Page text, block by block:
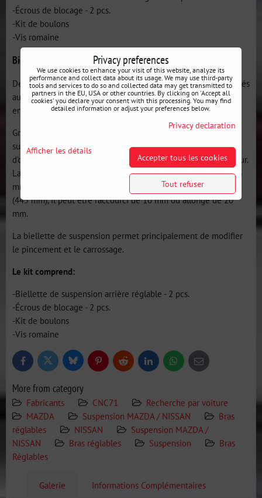
-Écrous de blocage - 2 pcs.
-Kit de boulons
-Vis romaine
Biellettes de suspension arrière réglables Nissan 350Z:
Des silentblocs en polyuréthane d'une dureté de 90Sha, adaptés
au sport automobile, ont été utilisés à la place des silentblocs
en caoutchouc d'origine.
Grâce à la plage de réglage en "+" et "-", la biellette de
suspension CNC71 Motorsport pour Nissan 350Z vous permet
d'obtenir une traction maximale du véhicule sur l'essieu moteur.
La plage de réglage totale est d'environ 30 mm (435 mm - 465
mm), ce qui signifie que par rapport au bras oscillant d'origine
(445 mm), il peut être raccourci de 10 mm ou allongé de 20
mm.
La biellette de suspension permet principalement de modifier
le pincement et le carrossage.
Le kit comprend:
-Biellette de suspension arrière réglable - 2 pcs.
-Écrous de blocage - 2 pcs.
-Kit de boulons
-Vis romaine
FacebookTwitter BlueskyPinterestReddit LinkedInWhatsApp
E-
mail
More from category
Fabricants CNC71
Recherche par voiture
MAZDA
Suspension MAZDA / NISSAN
Bras
réglables
NISSAN
Suspension MAZDA /
NISSAN
Bras réglables Suspension
Bras
Réglables
Galerie Informations Complémentaires
Privacy preferences
We use cookies to enhance your visit of this website, analyze its
performance and collect data about its usage. We may use third-party
tools and services to do so and collected data may get transmitted to
partners in the EU, USA or other countries. By clicking on 'Accept all
cookies' you declare your consent with this processing. You may find
detailed information or adjust your preferences below.
Privacy declaration
Afficher les détails
Accepter tous les cookies
Tout refuser